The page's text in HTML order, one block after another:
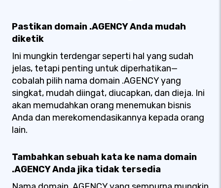
Pastikan domain .AGENCY Anda mudah
diketik
Ini mungkin terdengar seperti hal yang sudah
jelas, tetapi penting untuk diperhatikan—
cobalah pilih nama domain .AGENCY yang
singkat, mudah diingat, diucapkan, dan dieja. Ini
akan memudahkan orang menemukan bisnis
Anda dan merekomendasikannya kepada orang
lain.
Tambahkan sebuah kata ke nama domain
.AGENCY Anda jika tidak tersedia